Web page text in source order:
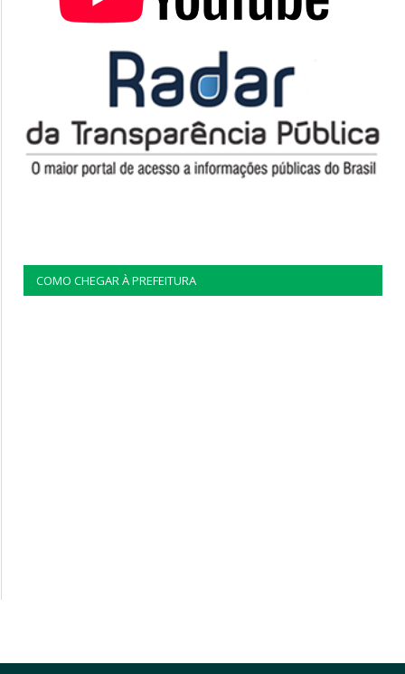
COMO CHEGAR À PREFEITURA